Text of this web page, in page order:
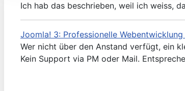
Ich hab das beschrieben, weil ich weiss,
Joomla! 3: Professionelle
Wer nicht über den Anstand verfügt, ein
Kein Support via PM oder Mail.